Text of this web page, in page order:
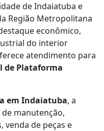
de Indaiatuba e
Região Metropolitana
econômico,
do interior
atendimento para
de Plataforma
em Indaiatuba, a
manutenção,
de peças e